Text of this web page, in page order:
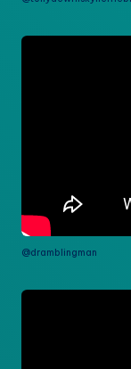
@dramblingman